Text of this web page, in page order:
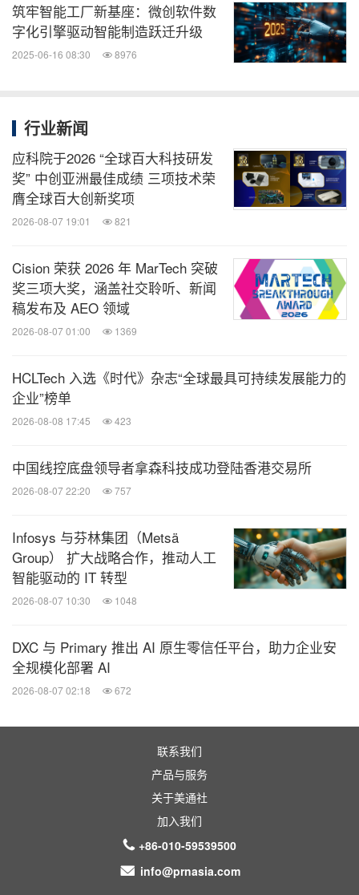
筑牢智能工厂新基座：微创软件数
字化引擎驱动智能制造跃迁升级
2025-06-16 08:30 8976
行业新闻
应科院于2026 “全球百大科技研发
奖” 中创亚洲最佳成绩 三项技术荣
膺全球百大创新奖项
2026-08-07 19:01 821
Cision 荣获 2026 年 MarTech 突破
奖三项大奖，涵盖社交聆听、新闻
稿发布及 AEO 领域
2026-08-07 01:00 1369
HCLTech 入选《时代》杂志“全球最具可持续发展能力的
企业”榜单
2026-08-08 17:45 423
中国线控底盘领导者拿森科技成功登陆香港交易所
2026-08-07 22:20 757
Infosys 与芬林集团（Metsä
Group） 扩大战略合作，推动人工
智能驱动的 IT 转型
2026-08-07 10:30 1048
DXC 与 Primary 推出 AI 原生零信任平台，助力企业安
全规模化部署 AI
2026-08-07 02:18 672
联系我们
产品与服务
关于美通社
加入我们
+86-010-59539500
info@prnasia.com